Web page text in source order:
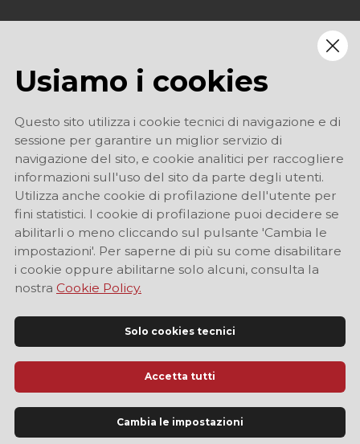
Sito Ufficiale di Informazione Turistica di Modena
Usiamo i cookies
Questo sito utilizza i cookie tecnici di navigazione e di
sessione per garantire un miglior servizio di
navigazione del sito, e cookie analitici per raccogliere
informazioni sull'uso del sito da parte degli utenti.
Utilizza anche cookie di profilazione dell'utente per
fini statistici. I cookie di profilazione puoi decidere se
abilitarli o meno cliccando sul pulsante 'Cambia le
impostazioni'. Per saperne di più su come disabilitare
i cookie oppure abilitarne solo alcuni, consulta la
nostra Cookie Policy.
Solo cookies tecnici
Accetta tutti
Cambia le impostazioni